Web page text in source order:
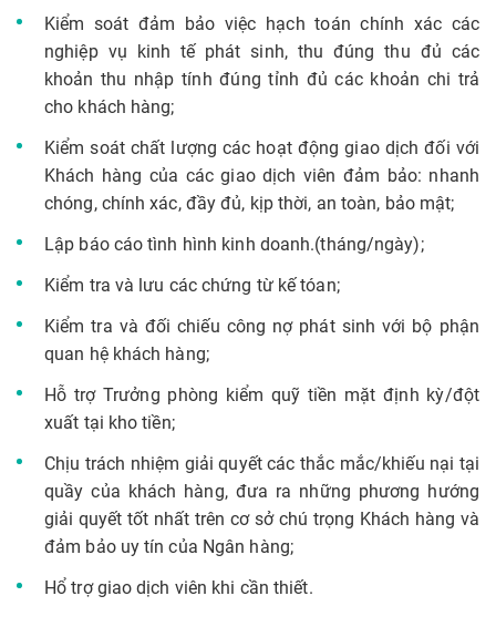
Kiểm soát đảm bảo việc hạch toán chính xác các
nghiệp vụ kinh tế phát sinh, thu đúng thu đủ các
khoản thu nhập tính đúng tỉnh đủ các khoản chi trả
cho khách hàng;
Kiểm soát chất lượng các hoạt động giao dịch đối với
Khách hàng của các giao dịch viên đảm bảo: nhanh
chóng, chính xác, đầy đủ, kịp thời, an toàn, bảo mật;
Lập báo cáo tình hình kinh doanh.(tháng/ngày);
Kiểm tra và lưu các chứng từ kế tóan;
Kiểm tra và đối chiếu công nợ phát sinh với bộ phận
quan hệ khách hàng;
Hỗ trợ Trưởng phòng kiểm quỹ tiền mặt định kỳ/đột
xuất tại kho tiền;
Chịu trách nhiệm giải quyết các thắc mắc/khiếu nại tại
quầy của khách hàng, đưa ra những phương hướng
giải quyết tốt nhất trên cơ sở chú trọng Khách hàng và
đảm bảo uy tín của Ngân hàng;
Hổ trợ giao dịch viên khi cần thiết.